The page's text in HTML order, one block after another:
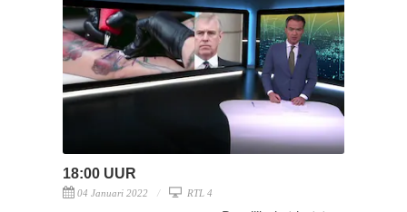
18:00 UUR
04 Januari 2022 RTL 4